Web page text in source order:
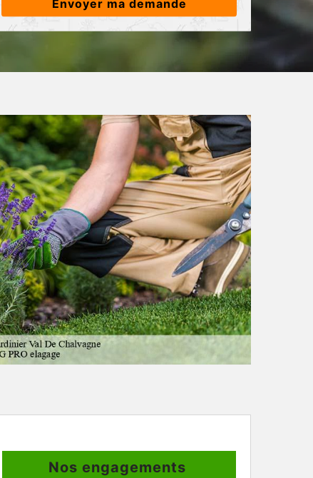
Nos engagements